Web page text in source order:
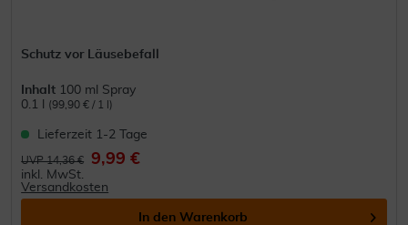
Schutz vor Läusebefall
Inhalt 100 ml Spray
0.1 l
(99,90 € / 1 l)
Lieferzeit 1-2 Tage
UVP 14,36 € 9,99 €
inkl. MwSt.
Versandkosten
In den Warenkorb